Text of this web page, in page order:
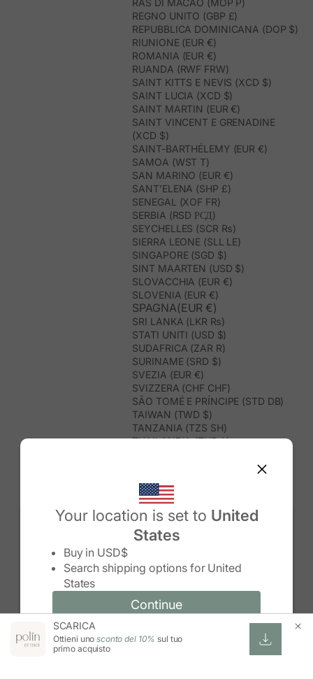
Your location is set to United
States
Buy in USD$
Search shipping options for United
States
Continue
Change country/region and language
Change country/region
Continue
RAS DI MACAO (MOP P)
REGNO UNITO (GBP £)
REPUBBLICA DOMINICANA (DOP $)
RIUNIONE (EUR €)
ROMANIA (EUR €)
RUANDA (RWF FRW)
SAINT KITTS E NEVIS (XCD $)
SAINT LUCIA (XCD $)
SAINT MARTIN (EUR €)
SAINT VINCENT E GRENADINE
(XCD $)
SAINT-BARTHÉLEMY (EUR €)
SAMOA (WST T)
SAN MARINO (EUR €)
SANT’ELENA (SHP £)
SENEGAL (XOF FR)
SERBIA (RSD РСД)
SEYCHELLES (SCR ₨)
SIERRA LEONE (SLL LE)
SINGAPORE (SGD $)
SINT MAARTEN (USD $)
SLOVACCHIA (EUR €)
SLOVENIA (EUR €)
SPAGNA(EUR €)
SRI LANKA (LKR ₨)
STATI UNITI (USD $)
SUDAFRICA (ZAR R)
SURINAME (SRD $)
SVEZIA (EUR €)
SVIZZERA (CHF CHF)
SÃO TOMÉ E PRÍNCIPE (STD DB)
TAIWAN (TWD $)
TANZANIA (TZS SH)
THAILANDIA (THB ฿)
TONGA (TOP T$)
TRINIDAD E TOBAGO (TTD $)
TUNISIA (USD $)
TURCHIA (TRY ₺)
TURKMENISTAN (USD $)
UNGHERIA (EUR €)
UZBEKISTAN (UZS SO'M)
VANUATU (VUV VT)
VIETNAM (VND ₫)
WALLIS E FUTUNA (XPF FR)
SCARICA
Ottieni unosconto del 10% sul tuo
primo acquisto